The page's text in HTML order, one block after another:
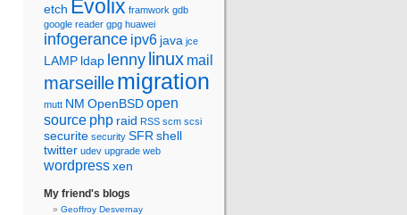
etch Evolix framwork gdb
google reader gpg huawei
infogerance ipv6 java jce
LAMP ldap lenny linux mail
marseillemigration
mutt NM OpenBSDopen
source php raid RSS scm scsi
securite security SFR shell
twitter udev upgrade web
wordpressxen
My friend's blogs
Geoffroy Desvernay